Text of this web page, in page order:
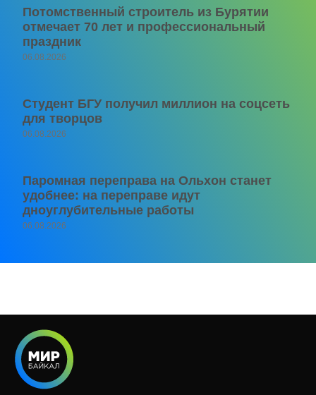
Потомственный строитель из Бурятии
отмечает 70 лет и профессиональный
праздник
06.08.2026
Студент БГУ получил миллион на соцсеть
для творцов
06.08.2026
Паромная переправа на Ольхон станет
удобнее: на переправе идут
дноуглубительные работы
06.08.2026